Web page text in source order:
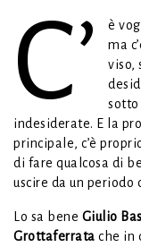
C’
è
ma
viso,
sotto
indesiderate. E la
principale, c’è
di fare qualcosa di
uscire da un
Lo sa bene Giulio
Grottaferrata che in